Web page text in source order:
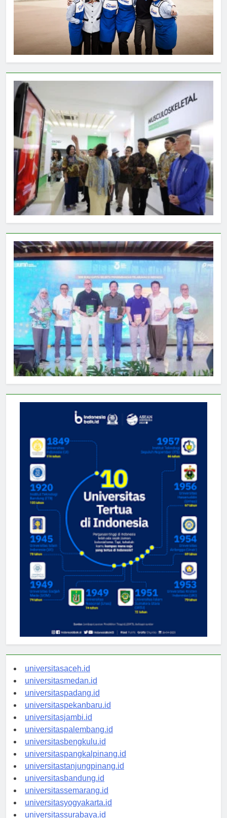
universitasaceh.id
universitasmedan.id
universitaspadang.id
universitaspekanbaru.id
universitasjambi.id
universitaspalembang.id
universitasbengkulu.id
universitaspangkalpinang.id
universitastanjungpinang.id
universitasbandung.id
universitassemarang.id
universitasyogyakarta.id